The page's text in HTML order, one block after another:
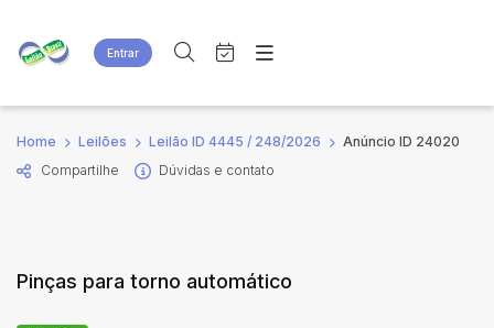
Entrar
Criar conta Entrar
Site
Agenda
Quem Somos
Busca por palavra-chave
Estados Cidade
Quem Somos
Home Leilões Leilão ID 4445 / 248/2026
Anúncio ID 24020
Compartilhe
Dúvidas e contato
Pinças para torno automático